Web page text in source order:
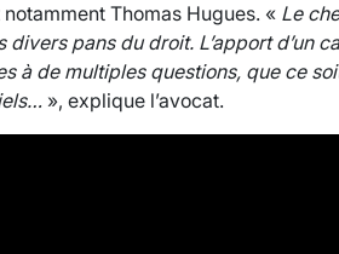
Thomas Hugues. « Le
divers pans du droit. L’apport d’un
à de multiples questions, que ce
», explique l’avocat.